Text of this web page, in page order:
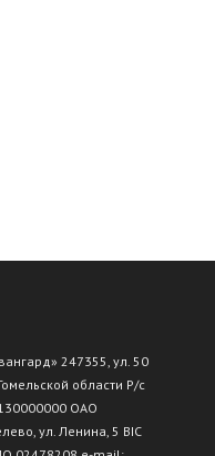
247355, ул. 50
области Р/с
ОАО
ул. Ленина, 5 BIC